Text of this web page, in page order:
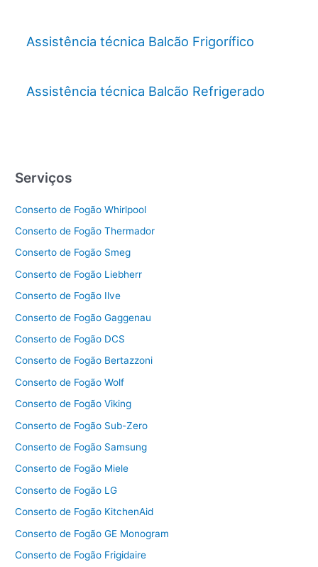
Assistência técnica Balcão Frigorífico
Assistência técnica Balcão Refrigerado
Serviços
Conserto de Fogão Whirlpool
Conserto de Fogão Thermador
Conserto de Fogão Smeg
Conserto de Fogão Liebherr
Conserto de Fogão Ilve
Conserto de Fogão Gaggenau
Conserto de Fogão DCS
Conserto de Fogão Bertazzoni
Conserto de Fogão Wolf
Conserto de Fogão Viking
Conserto de Fogão Sub-Zero
Conserto de Fogão Samsung
Conserto de Fogão Miele
Conserto de Fogão LG
Conserto de Fogão KitchenAid
Conserto de Fogão GE Monogram
Conserto de Fogão Frigidaire